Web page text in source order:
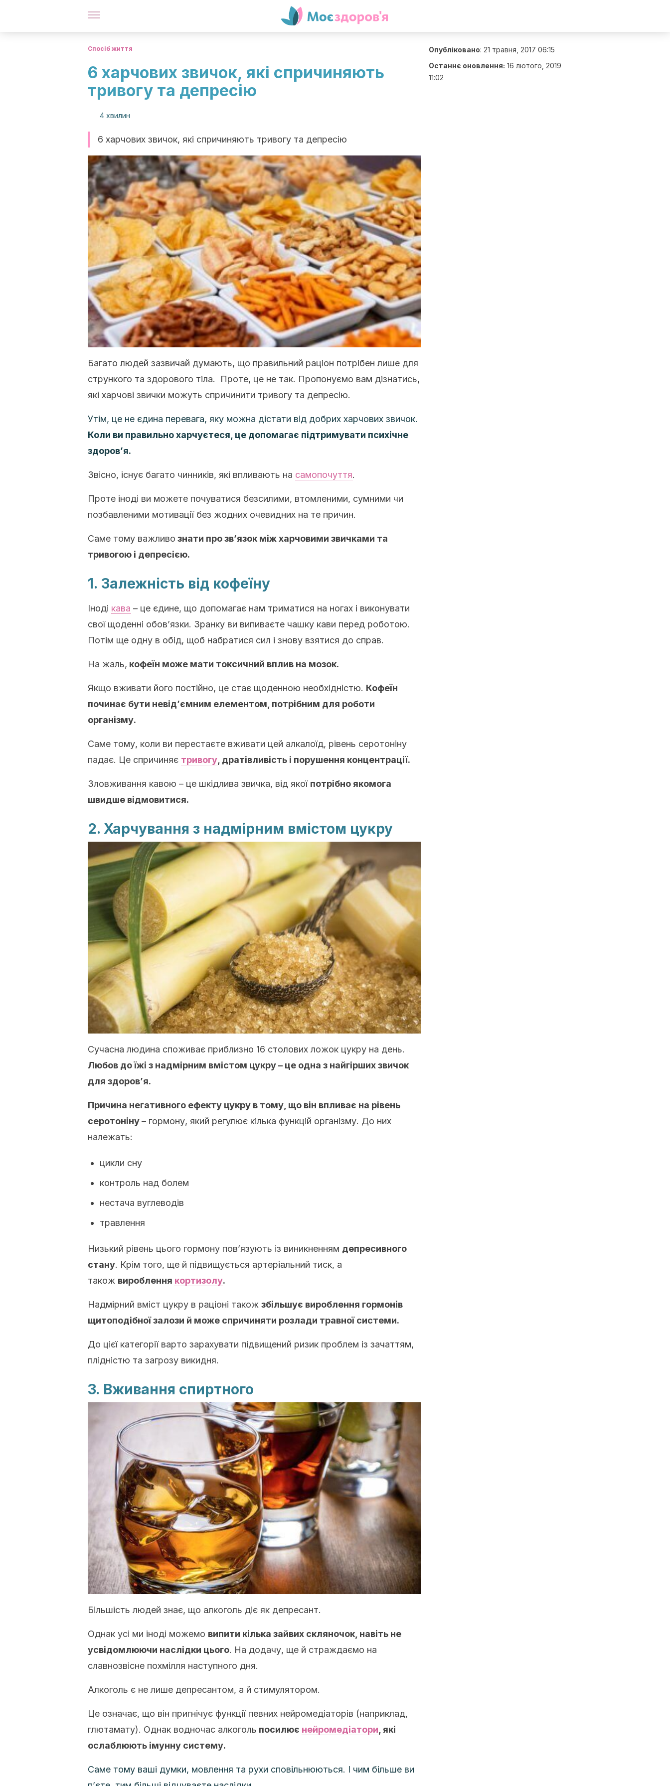
Спосіб життя
6 харчових звичок, які спричиняють
тривогу та депресію
4 хвилин
6 харчових звичок, які спричиняють тривогу та депресію
Багато людей зазвичай думають, що правильний раціон потрібен лише для
стрункого та здорового тіла. Проте, це не так. Пропонуємо вам дізнатись,
які харчові звички можуть спричинити тривогу та депресію.
Утім, це не єдина перевага, яку можна дістати від добрих харчових звичок.
Коли ви правильно харчуєтеся, це допомагає підтримувати психічне
здоров’я.
Звісно, існує багато чинників, які впливають на самопочуття.
Проте іноді ви можете почуватися безсилими, втомленими, сумними чи
позбавленими мотивації без жодних очевидних на те причин.
Саме тому важливо знати про зв’язок між харчовими звичками та
тривогою і депресією.
1. Залежність від кофеїну
Іноді кава – це єдине, що допомагає нам триматися на ногах і виконувати
свої щоденні обов’язки. Зранку ви випиваєте чашку кави перед роботою.
Потім ще одну в обід, щоб набратися сил і знову взятися до справ.
На жаль, кофеїн може мати токсичний вплив на мозок.
Якщо вживати його постійно, це стає щоденною необхідністю. Кофеїн
починає бути невід’ємним елементом, потрібним для роботи
організму.
Саме тому, коли ви перестаєте вживати цей алкалоїд, рівень серотоніну
падає. Це спричиняє тривогу , дратівливість і порушення концентрації.
Зловживання кавою – це шкідлива звичка, від якої потрібно якомога
швидше відмовитися.
2. Харчування з надмірним вмістом цукру
Сучасна людина споживає приблизно 16 столових ложок цукру на день.
Любов до їжі з надмірним вмістом цукру – це одна з найгірших звичок
для здоров’я.
Причина негативного ефекту цукру в тому, що він впливає на рівень
серотоніну– гормону, який регулює кілька функцій організму. До них
належать:
цикли сну
контроль над болем
нестача вуглеводів
травлення
Низький рівень цього гормону пов’язують із виникненням депресивного
стану. Крім того, ще й підвищується артеріальний тиск, а
також вироблення кортизолу.
Надмірний вміст цукру в раціоні також збільшує вироблення гормонів
щитоподібної залози й може спричиняти розлади травної системи.
До цієї категорії варто зарахувати підвищений ризик проблем із зачаттям,
плідністю та загрозу викидня.
3. Вживання спиртного
Більшість людей знає, що алкоголь діє як депресант.
Однак усі ми іноді можемо випити кілька зайвих скляночок, навіть не
усвідомлюючи наслідки цього. На додачу, ще й страждаємо на
славнозвісне похмілля наступного дня.
Алкоголь є не лише депресантом, а й стимулятором.
Це означає, що він пригнічує функції певних нейромедіаторів (наприклад,
глютамату). Однак водночас алкоголь посилює нейромедіатори , які
ослаблюють імунну систему.
Саме тому ваші думки, мовлення та рухи сповільнюються. І чим більше ви
Опубліковано: 21 травня, 2017 06:15
Останнє оновлення: 16 лютого, 2019
11:02